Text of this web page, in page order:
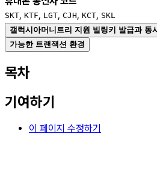
SKT, KTF, LGT, CJH, KCT, SKL
갤럭시아머니트리 지원 빌링키 발급과 동
가능한 트랜잭션 환경
목차
기여하기
이 페이지 수정하기